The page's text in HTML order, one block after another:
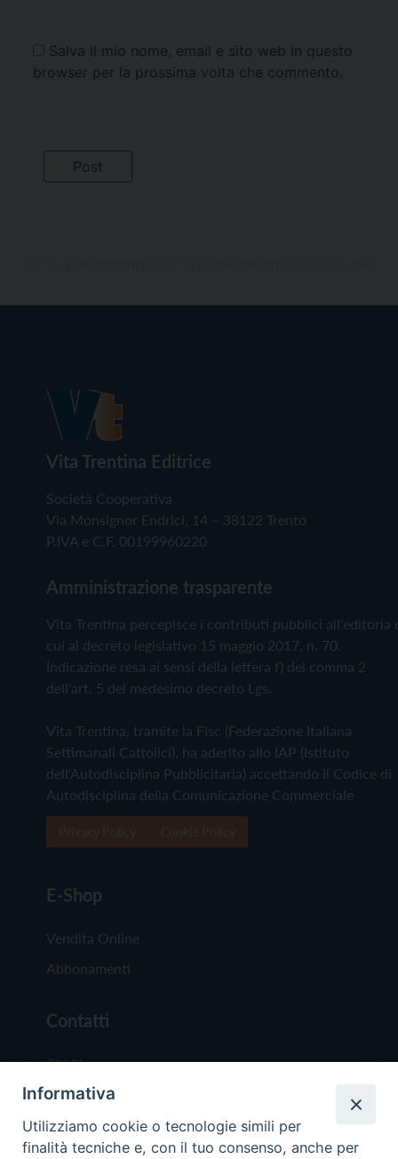
Salva il mio nome, email e sito web in questo
browser per la prossima volta che commento.
Vita Trentina Editrice
Società Cooperativa
Via Monsignor Endrici, 14 – 38122 Trento
P.IVA e C.F. 00199960220
Amministrazione trasparente
Vita Trentina percepisce i contributi pubblici all'editoria
cui al decreto legislativo 15 maggio 2017, n. 70.
Indicazione resa ai sensi della lettera f) del comma 2
dell'art. 5 del medesimo decreto Lgs.
Vita Trentina, tramite la Fisc (Federazione Italiana
Settimanali Cattolici), ha aderito allo IAP (Istituto
dell'Autodisciplina Pubblicitaria) accettando il Codice di
Autodisciplina della Comunicazione Commerciale
E-Shop
Vendita Online
Abbonamenti
Contatti
Chi Siamo
Redazione
Scrivici
Informativa
Utilizziamo cookie o tecnologie simili per
finalità tecniche e, con il tuo consenso, anche per